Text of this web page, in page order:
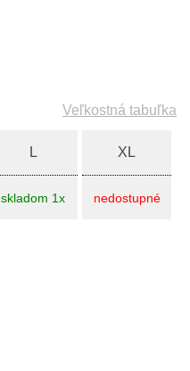
Veľkostná tabuľka
L
skladom 1x
XL
nedostupné